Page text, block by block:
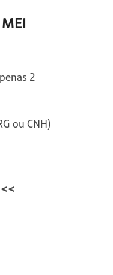
2
ou CNH)
<<